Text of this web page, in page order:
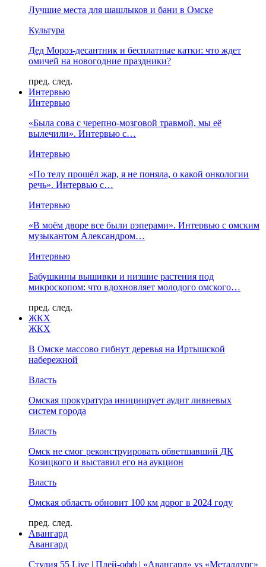
Лучшие места для шашлыков и бани в Омске
Культура
Дед Мороз-десантник и бесплатные катки: что ждет
омичей на новогодние праздники?
пред. след.
Интервью
Интервью
«Была сова с черепно-мозговой травмой, мы её
вылечили». Интервью с…
Интервью
«По телу прошёл жар, я не поняла, о какой онкологии
речь». Интервью с…
Интервью
«В моём дворе все были рэперами». Интервью с омским
музыкантом Александром…
Интервью
Бабушкины вышивки и низшие растения под
микроскопом: что вдохновляет молодого омского…
пред. след.
ЖКХ
ЖКХ
В Омске массово гибнут деревья на Иртышской
набережной
Власть
Омская прокуратура инициирует аудит ливневых
систем города
Власть
Омск не смог реконструировать обветшавший ДК
Козицкого и выставил его на аукцион
Власть
Омская область обновит 100 км дорог в 2024 году
пред. след.
Авангард
Авангард
Студия 55 Live | Плей-офф | «Авангард» vs «Металлург»